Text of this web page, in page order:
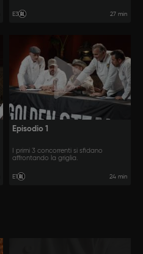
E3 27 min
Episodio 1
I primi 3 concorrenti si sfidano
affrontando la griglia.
E1 24 min